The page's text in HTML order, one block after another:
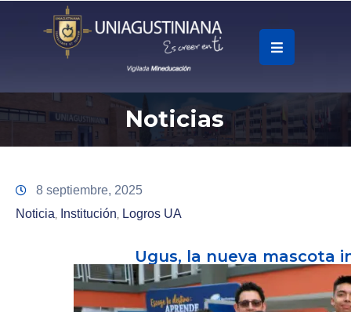
Accesos
Universidad
Noticias
8 septiembre, 2025
Noticia‚ Institución‚ Logros UA
Ugus, la nueva mascota